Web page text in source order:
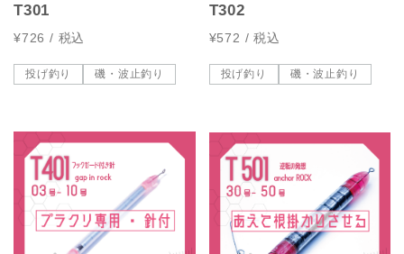
T301
¥726 / 税込
投げ釣り 磯・波止釣り
T302
¥572 / 税込
投げ釣り 磯・波止釣り